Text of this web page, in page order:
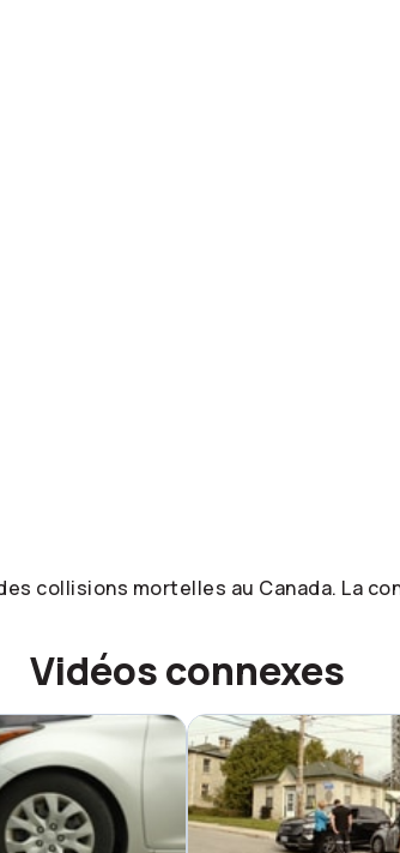
collisions mortelles au Canada. La
Vidéos connexes